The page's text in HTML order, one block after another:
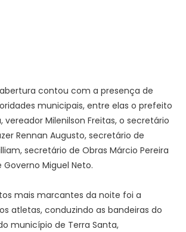
contou com a presença de
municipais, entre elas o prefeito
vereador Milenilson Freitas, o secretário
Rennan Augusto, secretário de
secretário de Obras Márcio Pereira
Miguel Neto.
mais marcantes da noite foi a
atletas, conduzindo as bandeiras do
município de Terra Santa,